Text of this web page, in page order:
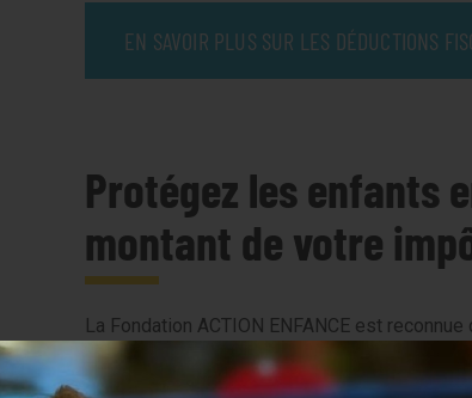
EN SAVOIR PLUS SUR LES DÉDUCTIONS
Protégez les enfants
montant de votre
La Fondation ACTION ENFANCE est
fiscales avantageuses.